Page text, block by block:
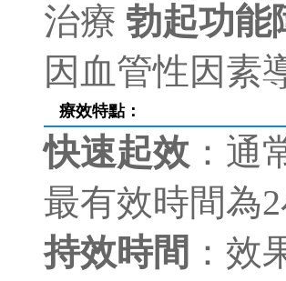
治療 勃起功能
因血管性因素
療效特點：
快速起效 ：通
最有效時間為2
持效時間 ：效